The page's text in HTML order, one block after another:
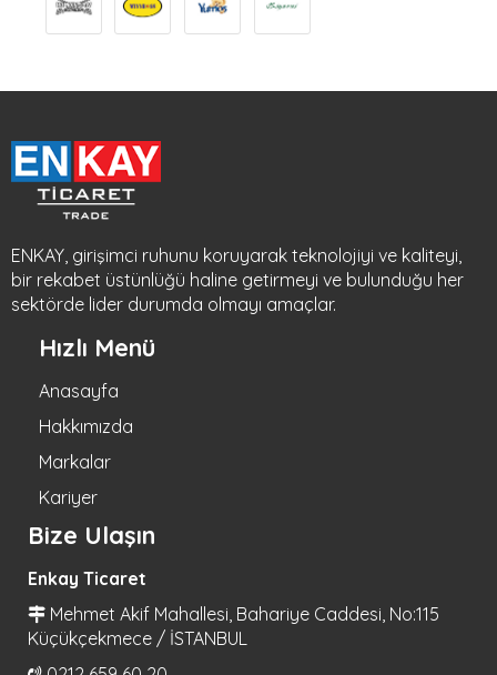
ENKAY, girişimci ruhunu koruyarak teknolojiyi ve kaliteyi,
bir rekabet üstünlüğü haline getirmeyi ve bulunduğu her
sektörde lider durumda olmayı amaçlar.
Hızlı Menü
Anasayfa
Hakkımızda
Markalar
Kariyer
Bize Ulaşın
Enkay Ticaret
Mehmet Akif Mahallesi, Bahariye Caddesi, No:115
Küçükçekmece / İSTANBUL